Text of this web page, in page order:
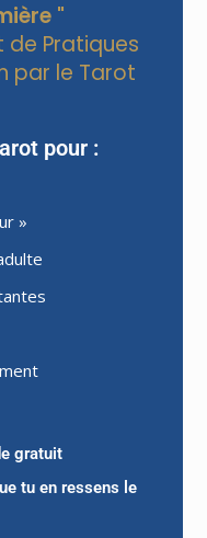
!
être prêt à le
croyance
etc)
que vous ne
demandez,
"
Pratiques
par le Tarot
pour :
»
gratuit
tu en ressens le